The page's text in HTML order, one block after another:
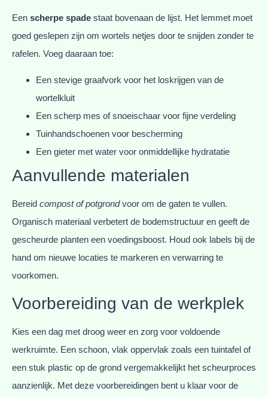
Een scherpe spade staat bovenaan de lijst. Het lemmet moet
goed geslepen zijn om wortels netjes door te snijden zonder te
rafelen. Voeg daaraan toe:
Een stevige graafvork voor het loskrijgen van de
wortelkluit
Een scherp mes of snoeischaar voor fijne verdeling
Tuinhandschoenen voor bescherming
Een gieter met water voor onmiddellijke hydratatie
Aanvullende materialen
Bereid compost of potgrondvoor om de gaten te vullen.
Organisch materiaal verbetert de bodemstructuur en geeft de
gescheurde planten een voedingsboost. Houd ook labels bij de
hand om nieuwe locaties te markeren en verwarring te
voorkomen.
Voorbereiding van de werkplek
Kies een dag met droog weer en zorg voor voldoende
werkruimte. Een schoon, vlak oppervlak zoals een tuintafel of
een stuk plastic op de grond vergemakkelijkt het scheurproces
aanzienlijk. Met deze voorbereidingen bent u klaar voor de